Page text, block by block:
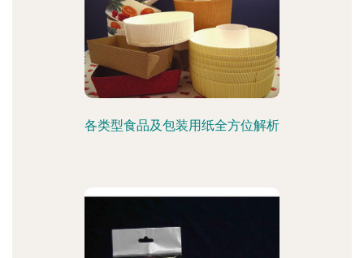
各类型食品及包装用纸全方位解析